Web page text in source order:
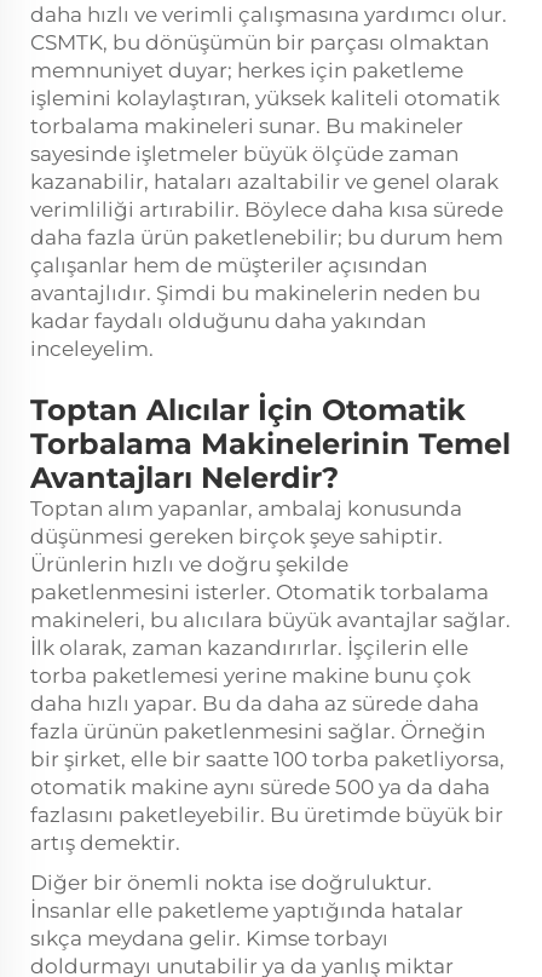
daha hızlı ve verimli çalışmasına yardımcı olur.
CSMTK, bu dönüşümün bir parçası olmaktan
memnuniyet duyar; herkes için paketleme
işlemini kolaylaştıran, yüksek kaliteli otomatik
torbalama makineleri sunar. Bu makineler
sayesinde işletmeler büyük ölçüde zaman
kazanabilir, hataları azaltabilir ve genel olarak
verimliliği artırabilir. Böylece daha kısa sürede
daha fazla ürün paketlenebilir; bu durum hem
çalışanlar hem de müşteriler açısından
avantajlıdır. Şimdi bu makinelerin neden bu
kadar faydalı olduğunu daha yakından
inceleyelim.
Toptan Alıcılar İçin Otomatik
Torbalama Makinelerinin Temel
Avantajları Nelerdir?
Toptan alım yapanlar, ambalaj konusunda
düşünmesi gereken birçok şeye sahiptir.
Ürünlerin hızlı ve doğru şekilde
paketlenmesini isterler. Otomatik torbalama
makineleri, bu alıcılara büyük avantajlar sağlar.
İlk olarak, zaman kazandırırlar. İşçilerin elle
torba paketlemesi yerine makine bunu çok
daha hızlı yapar. Bu da daha az sürede daha
fazla ürünün paketlenmesini sağlar. Örneğin
bir şirket, elle bir saatte 100 torba paketliyorsa,
otomatik makine aynı sürede 500 ya da daha
fazlasını paketleyebilir. Bu üretimde büyük bir
artış demektir.
Diğer bir önemli nokta ise doğruluktur.
İnsanlar elle paketleme yaptığında hatalar
sıkça meydana gelir. Kimse torbayı
doldurmayı unutabilir ya da yanlış miktar